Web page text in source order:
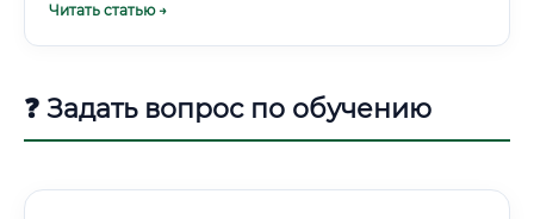
заказчика.
Читать статью →
❓ Задать вопрос по обучению